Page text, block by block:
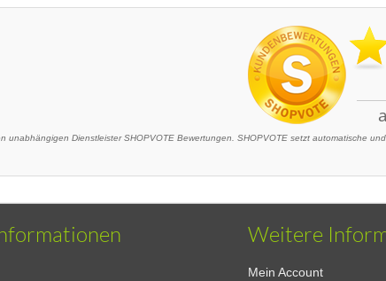
unabhängigen Dienstleister SHOPVOTE Bewertungen. SHOPVOTE setzt automatische
Weitere
Mein Account